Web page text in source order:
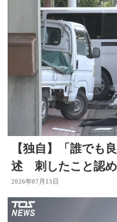
【独自】「誰でも
述 刺したこと認
害者と面識なし 大
2026年07月13日